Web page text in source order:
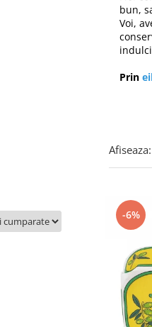
bun,
Voi,
Prin
Afiseaza:
-6%